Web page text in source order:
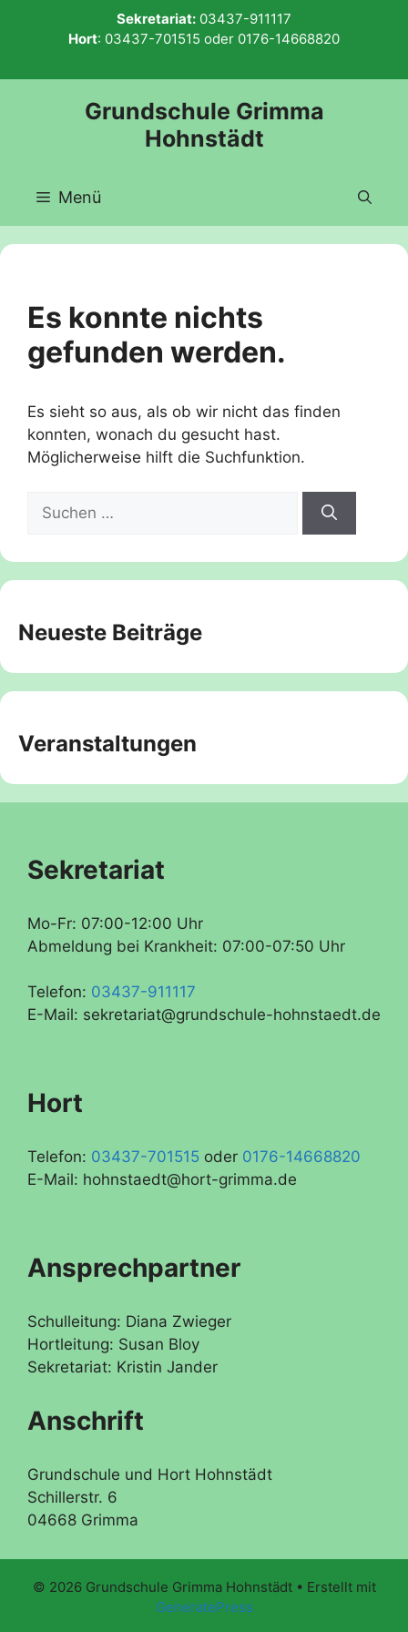
Sekretariat: 03437-911117
Hort: 03437-701515 oder 0176-14668820
Grundschule Grimma
Hohnstädt
Menü
Es konnte nichts
gefunden werden.
Es sieht so aus, als ob wir nicht das finden
konnten, wonach du gesucht hast.
Möglicherweise hilft die Suchfunktion.
Suche
nach:
Neueste Beiträge
Veranstaltungen
Sekretariat
Mo-Fr: 07:00-12:00 Uhr
Abmeldung bei Krankheit: 07:00-07:50 Uhr
Telefon: 03437-911117
E-Mail: sekretariat@grundschule-hohnstaedt.de
Hort
Telefon: 03437-701515 oder 0176-14668820
E-Mail: hohnstaedt@hort-grimma.de
Ansprechpartner
Schulleitung: Diana Zwieger
Hortleitung: Susan Bloy
Sekretariat: Kristin Jander
Anschrift
Grundschule und Hort Hohnstädt
Schillerstr. 6
04668 Grimma
© 2026 Grundschule Grimma Hohnstädt• Erstellt mit
GeneratePress